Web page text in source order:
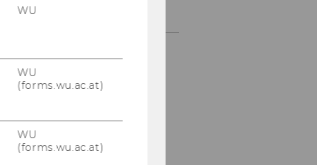
September 2010
WU
WU
(forms.wu.ac.at)
WU
(forms.wu.ac.at)